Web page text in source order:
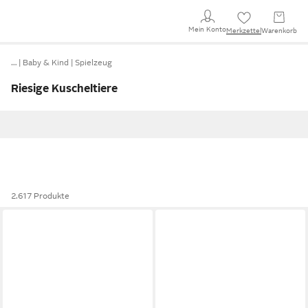
Mein KontoMerkzettel Warenkorb
… Baby & Kind Spielzeug
Riesige Kuscheltiere
2.617 Produkte